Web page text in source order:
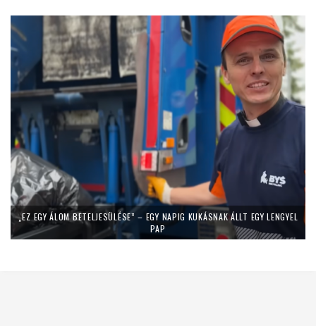
„EZ EGY ÁLOM BETELJESÜLÉSE” – EGY NAPIG KUKÁSNAK ÁLLT EGY LENGYEL
PAP